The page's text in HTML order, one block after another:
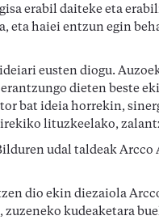
erabil daiteke eta
eta haiei entzun egin
eusten diogu.
dieten beste
bat ideia horrekin,
lituzkeelako,
udal taldeak
dio ekin diezaiola
kudeaketara